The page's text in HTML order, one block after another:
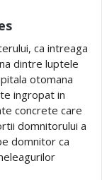
ca intreaga
dintre luptele
otomana
ingropat in
concrete care
domnitorului a
domnitor ca